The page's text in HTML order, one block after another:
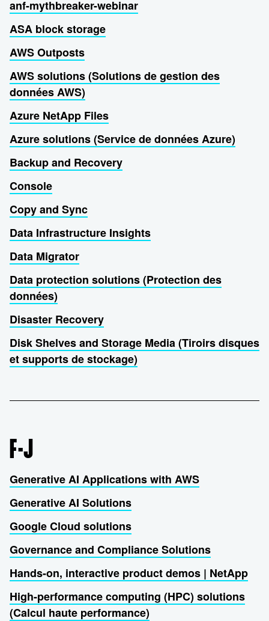
anf-mythbreaker-webinar
ASA block storage
AWS Outposts
AWS solutions (Solutions de gestion des
données AWS)
Azure NetApp Files
Azure solutions (Service de données Azure)
Backup and Recovery
Console
Copy and Sync
Data Infrastructure Insights
Data Migrator
Data protection solutions (Protection des
données)
Disaster Recovery
Disk Shelves and Storage Media (Tiroirs disques
et supports de stockage)
F-J
Generative AI Applications with AWS
Generative AI Solutions
Google Cloud solutions
Governance and Compliance Solutions
Hands-on, interactive product demos | NetApp
High-performance computing (HPC) solutions
(Calcul haute performance)